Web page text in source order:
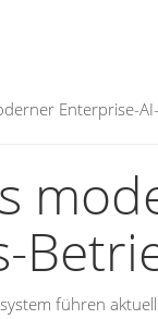
Enterprise-
führen